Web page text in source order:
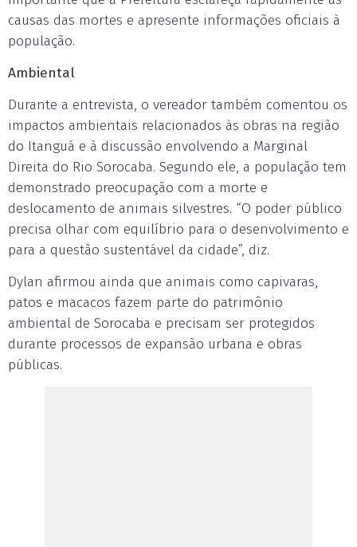
causas das mortes e apresente informações oficiais à
população.
Ambiental
Durante a entrevista, o vereador também comentou os
impactos ambientais relacionados às obras na região
do Itanguá e à discussão envolvendo a Marginal
Direita do Rio Sorocaba. Segundo ele, a população tem
demonstrado preocupação com a morte e
deslocamento de animais silvestres. “O poder público
precisa olhar com equilíbrio para o desenvolvimento e
para a questão sustentável da cidade”, diz.
Dylan afirmou ainda que animais como capivaras,
patos e macacos fazem parte do patrimônio
ambiental de Sorocaba e precisam ser protegidos
durante processos de expansão urbana e obras
públicas.